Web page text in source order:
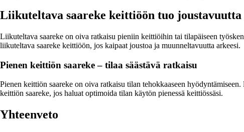
Liikuteltava saareke keittiöön tuo joustavuutta
Liikuteltava saareke on oiva ratkaisu pieniin keittiöihin tai tilapäiseen
liikuteltava saareke keittiöön, jos kaipaat joustoa ja muunneltavuutta arkeesi.
Pienen keittiön saareke – tilaa säästävä ratkaisu
Pienen keittiön saareke on oiva ratkaisu tilan tehokkaaseen
keittiön saareke, jos haluat optimoida tilan käytön pienessä keittiössäsi.
Yhteenveto